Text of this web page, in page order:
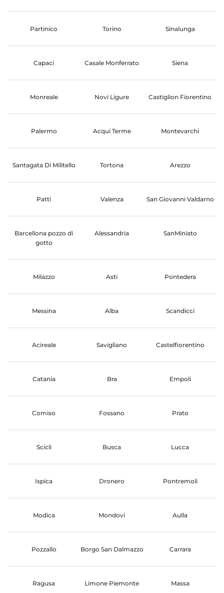
Partinico Torino Sinalunga
Capaci Casale Monferrato Siena
Monreale Novi Ligure Castiglion Fiorentino
Palermo Acqui Terme Montevarchi
Santagata Di Militello Tortona Arezzo
Patti Valenza San Giovanni Valdarno
Barcellona pozzo di
gotto
Alessandria SanMiniato
Milazzo Asti Pontedera
Messina Alba Scandicci
Acireale Savigliano Castelfiorentino
Catania Bra Empoli
Comiso Fossano Prato
Scicli Busca Lucca
Ispica Dronero Pontremoli
Modica Mondovi Aulla
Pozzallo Borgo San Dalmazzo Carrara
Ragusa Limone Piemonte Massa